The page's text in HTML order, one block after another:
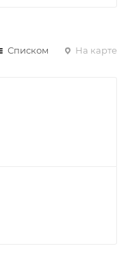
Списком На карте